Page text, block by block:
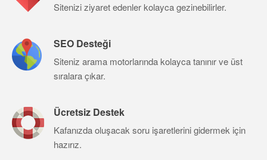
Sitenizi ziyaret edenler kolayca gezinebilirler.
SEO Desteği
Siteniz arama motorlarında kolayca tanınır ve üst
sıralara çıkar.
Ücretsiz Destek
Kafanızda oluşacak soru işaretlerini gidermek için
hazırız.